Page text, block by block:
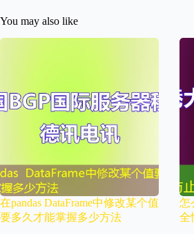
You may also like
在pandas DataFrame中修改某个值
要多久才能掌握多少方法
怎
全